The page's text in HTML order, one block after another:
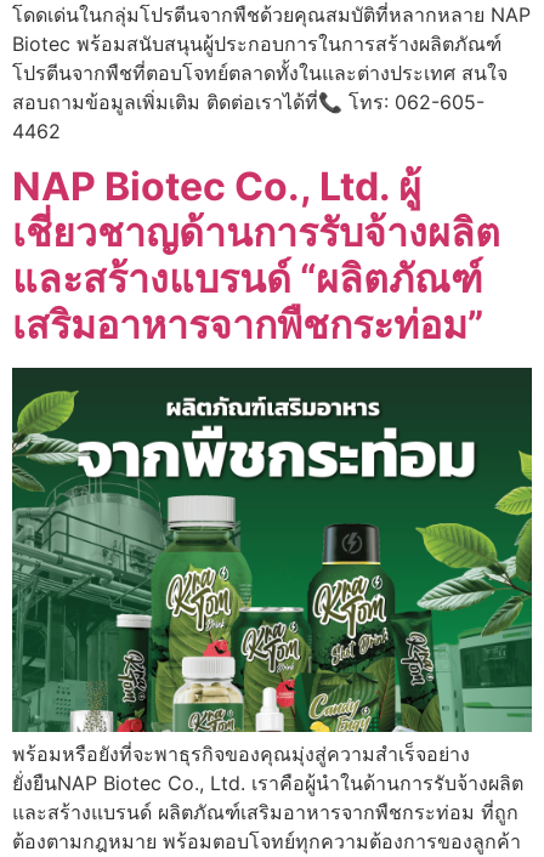
โดดเด่นในกลุ่มโปรตีนจากพืชด้วยคุณสมบัติที่หลากหลาย NAP
Biotec พร้อมสนับสนุนผู้ประกอบการในการสร้างผลิตภัณฑ์
โปรตีนจากพืชที่ตอบโจทย์ตลาดทั้งในและต่างประเทศ สนใจ
สอบถามข้อมูลเพิ่มเติม ติดต่อเราได้ที่📞 โทร: 062-605-
4462
NAP Biotec Co., Ltd. ผู้
เชี่ยวชาญด้านการรับจ้างผลิต
และสร้างแบรนด์ “ผลิตภัณฑ์
เสริมอาหารจากพืชกระท่อม”
พร้อมหรือยังที่จะพาธุรกิจของคุณมุ่งสู่ความสำเร็จอย่าง
ยั่งยืนNAP Biotec Co., Ltd. เราคือผู้นำในด้านการรับจ้างผลิต
และสร้างแบรนด์ ผลิตภัณฑ์เสริมอาหารจากพืชกระท่อม ที่ถูก
ต้องตามกฎหมาย พร้อมตอบโจทย์ทุกความต้องการของลูกค้า